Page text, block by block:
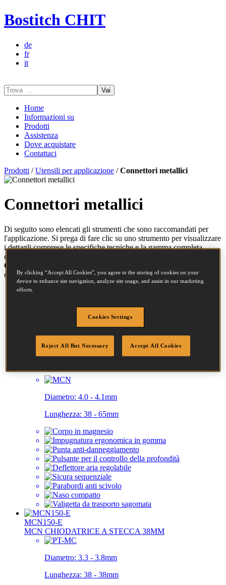
Bostitch CHIT
de
fr
it
Vai
Home
Informazioni su
Prodotti
Assistenza
Dove acquistare
Contattaci
Prodotti /Utensili per applicazione /Connettori metallici
Connettori metallici
Di seguito sono elencati gli strumenti che sono raccomandati per
l'applicazione. Si prega di fare clic su uno strumento per visualizzare
i dettagli comprese le specifiche tecniche e la gamma completa
chiusura. Potete anche spuntare le caselle pertinenti e cliccare su
Confrontare "
compito.
21° 2IN1 RH & MCN CHIODATRICE A STECCA-ST
Diametro:2.5 - 3.3mm
Diametro: 4.0 - 4.1mm
Lunghezza: 38 - 65mm
MCN150-E
MCN CHIODATRICE A STECCA 38MM
Diametro: 3.3 - 3.8mm
Lunghezza: 38 - 38mm
By clicking “Accept All Cookies”, you agree to the storing of cookies on your
device to enhance site navigation, analyze site usage, and assist in our marketing
efforts.
Cookies Settings
Reject All But Necessary Accept All Cookies